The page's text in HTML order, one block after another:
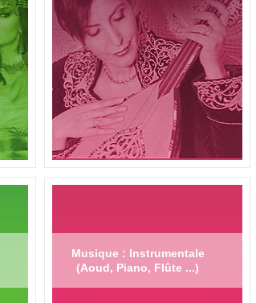
Musique : Instrumentale
(Aoud, Piano, Flûte ...)